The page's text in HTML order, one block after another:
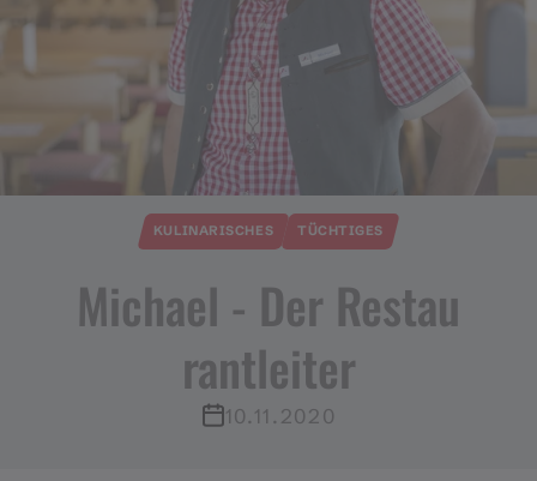
Michael ​-​ Der Restau
rantleiter
KULINARISCHES TÜCHTIGES
10.11.2020